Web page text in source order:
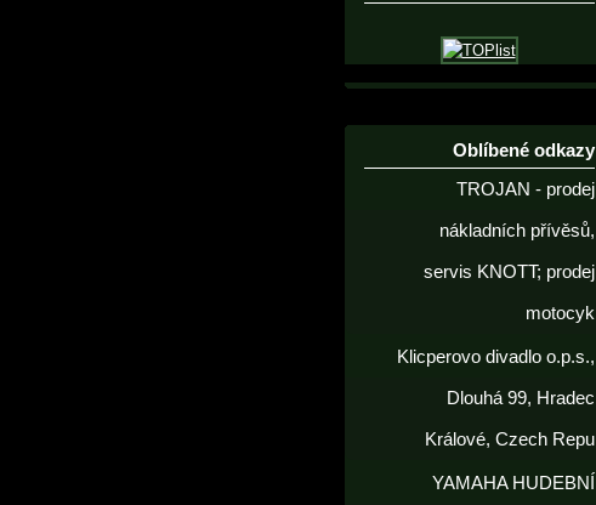
Oblíbené odkazy
TROJAN - prodej
nákladních přívěsů,
servis KNOTT; prodej
motocyk
Klicperovo divadlo o.p.s.,
Dlouhá 99, Hradec
Králové, Czech Repu
YAMAHA HUDEBNÍ